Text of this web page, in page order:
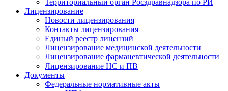
Лицензирование
Новости лицензирования
Контакты лицензирования
Единый реестр лицензий
Лицензирование медицинской деятельности
Лицензирование фармацевтической деятельности
Лицензирование НС и ПВ
Документы
Федеральные нормативные акты